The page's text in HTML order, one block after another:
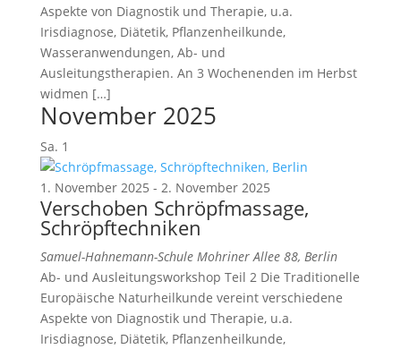
Aspekte von Diagnostik und Therapie, u.a.
Irisdiagnose, Diätetik, Pflanzenheilkunde,
Wasseranwendungen, Ab- und
Ausleitungstherapien. An 3 Wochenenden im Herbst
widmen […]
November 2025
Sa. 1
1. November 2025 - 2. November 2025
Verschoben Schröpfmassage,
Schröpftechniken
Samuel-Hahnemann-Schule Mohriner Allee 88, Berlin
Ab- und Ausleitungsworkshop Teil 2 Die Traditionelle
Europäische Naturheilkunde vereint verschiedene
Aspekte von Diagnostik und Therapie, u.a.
Irisdiagnose, Diätetik, Pflanzenheilkunde,